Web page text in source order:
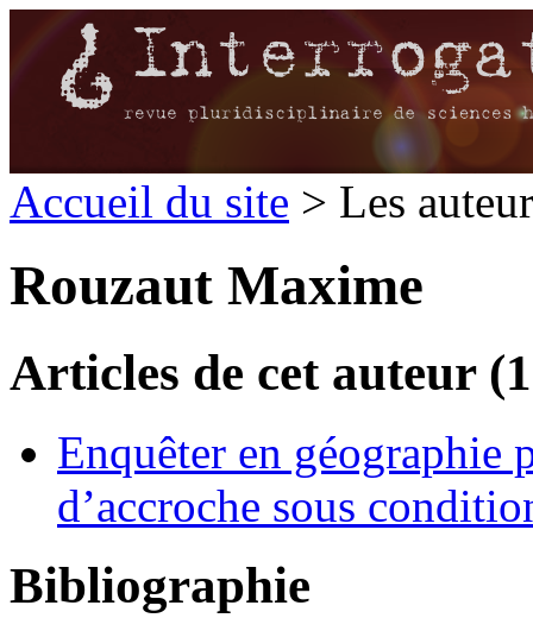
Accueil du site > Les
Rouzaut Maxime
Articles de cet auteur
Enquêter en
d’accroche sous
Bibliographie